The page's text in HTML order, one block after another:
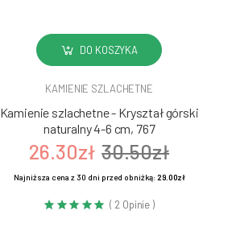
DO KOSZYKA
KAMIENIE SZLACHETNE
Kamienie szlachetne - Kryształ górski
naturalny 4-6 cm, 767
26.30zł 30.50zł
Najniższa cena z 30 dni przed obniżką:29.00zł
( 2 Opinie )